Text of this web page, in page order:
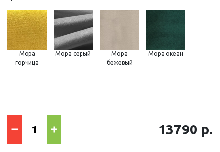
Мора
горчица
Мора серый
Мора
бежевый
Мора океан
13790 р.